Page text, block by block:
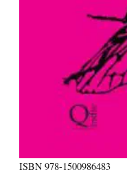
ISBN 978-1500986483